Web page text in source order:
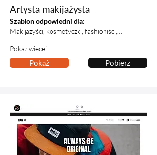
Artysta makijażysta
Szablon odpowiedni dla:
Makijażyści, kosmetyczki, fashioniści,…
Pokaż więcej
Pokaż Pobierz